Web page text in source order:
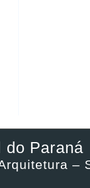
do Paraná
–